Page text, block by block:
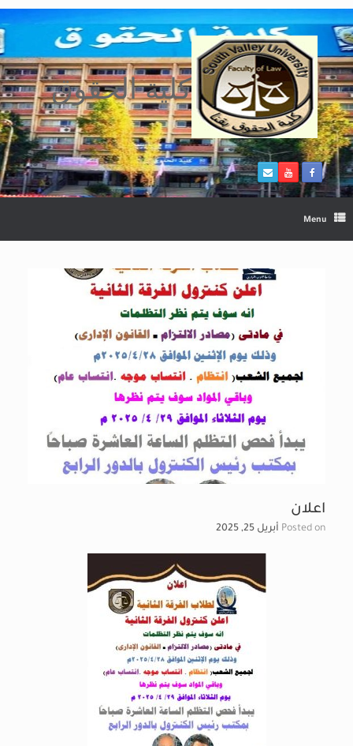
Skip
to
content
كلية الحقوق
Menu
اعلان
Posted on أبريل 25, 2025